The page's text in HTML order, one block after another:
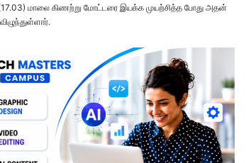
(17.03) மாலை கிணற்று மோட்டரை இயக்க முயற்சித்த போது அதன்